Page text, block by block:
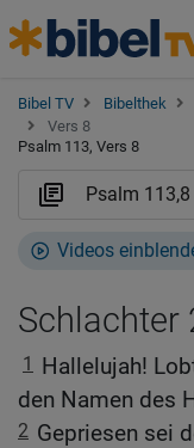
Bibel TV Bibelthek
Vers 8
Psalm 113, Vers 8
Videos
Schlachter
1 Hallelujah!
den Namen des
2 Gepriesen sei